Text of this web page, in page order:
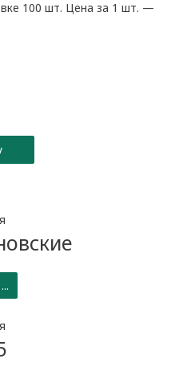
100 шт. Цена за 1 шт. —